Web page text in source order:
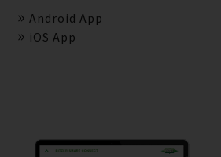
Android App
iOS App